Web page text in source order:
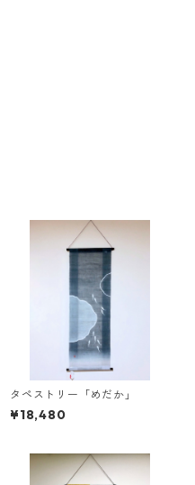
タペストリー「めだか」
¥18,480